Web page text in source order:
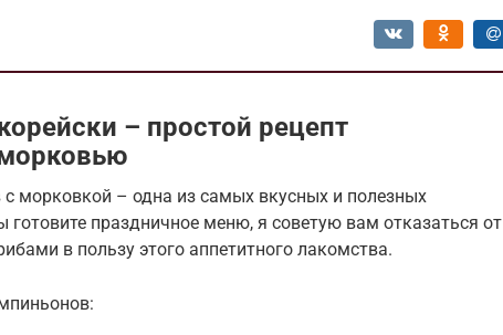
– простой рецепт
с морковкой – одна из самых вкусных и полезных
праздничное меню, я советую вам отказаться от
в пользу этого аппетитного лакомства.